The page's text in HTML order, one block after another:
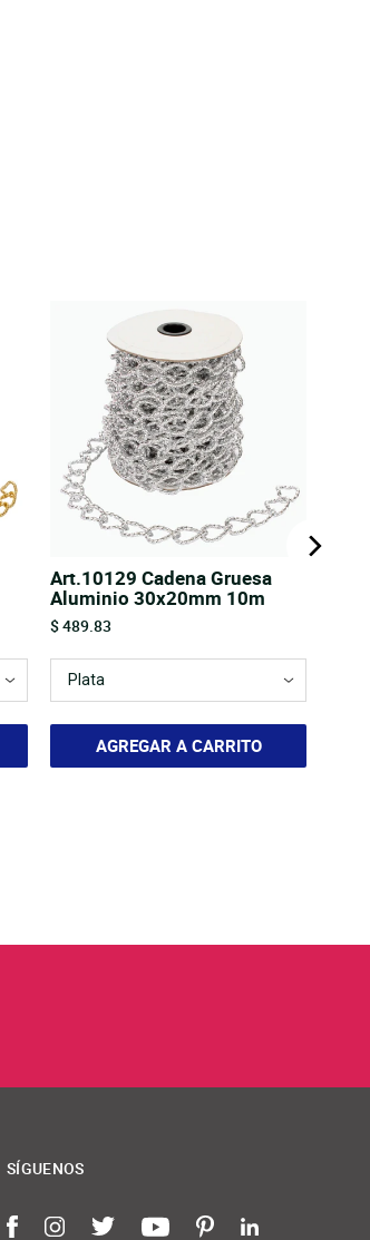
Art.10129 Cadena Gruesa
Aluminio 30x20mm 10m
Price
$ 489.83
AGREGAR A CARRITO
SÍGUENOS
FacebookInstagramTwitterYouTubePinterestLinkedIn